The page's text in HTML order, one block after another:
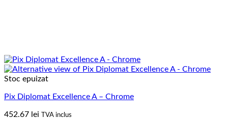
Stoc epuizat
Pix Diplomat Excellence A – Chrome
452.67 lei TVA inclus